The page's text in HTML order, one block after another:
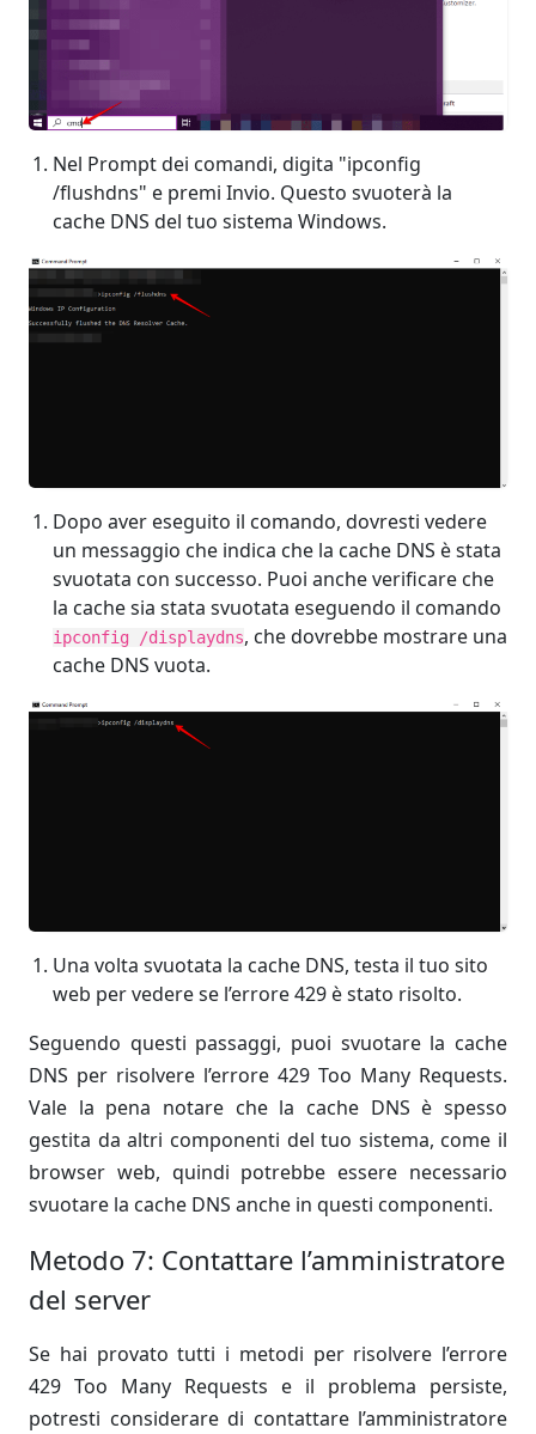
Nel Prompt dei comandi, digita "ipconfig
/flushdns" e premi Invio. Questo svuoterà la
cache DNS del tuo sistema Windows.
Dopo aver eseguito il comando, dovresti vedere
un messaggio che indica che la cache DNS è stata
svuotata con successo. Puoi anche verificare che
la cache sia stata svuotata eseguendo il comando
ipconfig /displaydns, che dovrebbe mostrare una
cache DNS vuota.
Una volta svuotata la cache DNS, testa il tuo sito
web per vedere se l’errore 429 è stato risolto.
Seguendo questi passaggi, puoi svuotare la cache
DNS per risolvere l’errore 429 Too Many Requests.
Vale la pena notare che la cache DNS è spesso
gestita da altri componenti del tuo sistema, come il
browser web, quindi potrebbe essere necessario
svuotare la cache DNS anche in questi componenti.
Metodo 7: Contattare l’amministratore
del server
Se hai provato tutti i metodi per risolvere l’errore
429 Too Many Requests e il problema persiste,
potresti considerare di contattare l’amministratore